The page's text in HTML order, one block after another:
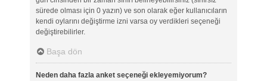
sürede olması için 0 yazın) ve son olarak eğer kullanıcıların
kendi oylarını değiştirme izni varsa oy verdikleri seçeneği
değiştirebilirler.
Başa dön
Neden daha fazla anket seçeneği ekleyemiyorum?